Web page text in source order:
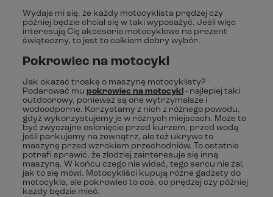
Wydaje mi się, że każdy motocyklista prędzej czy
później będzie chciał się w taki wyposażyć. Jeśli więc
interesują Cię akcesoria motocyklowe na prezent
świąteczny, to jest to całkiem dobry wybór.
Pokrowiec na motocykl
Jak okazać troskę o maszynę motocyklisty?
Podarować mu pokrowiec na motocykl- najlepiej taki
outdoorowy, ponieważ są one wytrzymalsze i
wodoodporne. Korzystamy z nich z różnego powodu,
gdyż wykorzystujemy je w różnych miejscach. Może to
być zwyczajne osłonięcie przed kurzem, przed wodą
jeśli parkujemy na zewnątrz, ale też ukrywa to
maszynę przed wzrokiem przechodniów. To ostatnie
potrafi sprawić, że złodziej zainteresuje się inną
maszyną. W końcu czego nie widać, tego sercu nie żal,
jak to się mówi. Motocykliści kupują różne gadżety do
motocykla, ale pokrowiec to coś, co prędzej czy później
każdy będzie mieć.